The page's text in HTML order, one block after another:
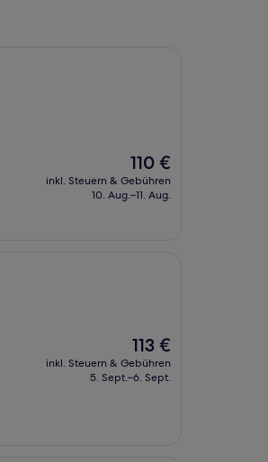
Der
Preis
beträgt
110 €
inkl. Steuern & Gebühren
10. Aug.–11. Aug.
Der
Preis
beträgt
113 €
inkl. Steuern & Gebühren
5. Sept.–6. Sept.